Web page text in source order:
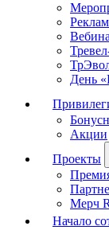
День
Акции
Проекты
Мерч
Начало